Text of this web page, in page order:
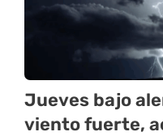
Jueves bajo
viento fuerte,